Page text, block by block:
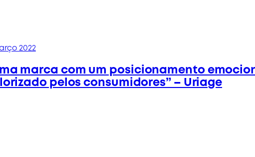
2022
marca com um posicionamento
pelos consumidores” – Uriage